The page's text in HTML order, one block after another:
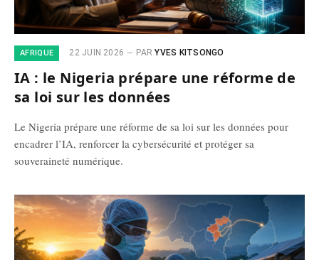
AFRIQUE 22 JUIN 2026 PAR YVES KITSONGO
IA : le Nigeria prépare une réforme de
sa loi sur les données
Le Nigeria prépare une réforme de sa loi sur les données pour
encadrer l’IA, renforcer la cybersécurité et protéger sa
souveraineté numérique.